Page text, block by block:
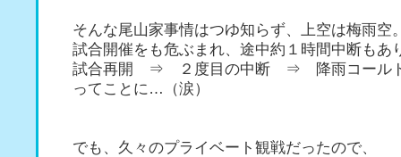
そんな尾山家事情はつゆ知らず、上空は梅雨空
試合開催をも危ぶまれ、途中約１時間中断もあ
試合再開 ⇒ ２度目の中断 ⇒ 降雨コール
ってことに…（涙）
でも、久々のプライベート観戦だったので、